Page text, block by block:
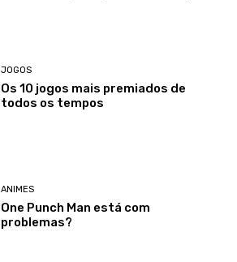
JOGOS
Os 10 jogos mais premiados de
todos os tempos
ANIMES
One Punch Man está com
problemas?